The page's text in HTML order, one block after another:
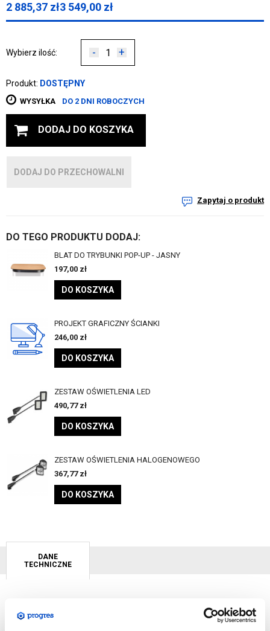
2 885,37 zł3 549,00 zł
Wybierz ilość: - +
Produkt: DOSTĘPNY
WYSYŁKA DO 2 DNI ROBOCZYCH
DODAJ DO KOSZYKA
DODAJ DO PRZECHOWALNI
Zapytaj o produkt
DO TEGO PRODUKTU DODAJ:
BLAT DO TRYBUNKI POP-UP - JASNY
197,00 zł
DO KOSZYKA
PROJEKT GRAFICZNY ŚCIANKI
246,00 zł
DO KOSZYKA
ZESTAW OŚWIETLENIA LED
490,77 zł
DO KOSZYKA
ZESTAW OŚWIETLENIA HALOGENOWEGO
367,77 zł
DO KOSZYKA
DANE
TECHNICZNE
Ścianka Pop Up Magnetic
to niezwykle popularny system,